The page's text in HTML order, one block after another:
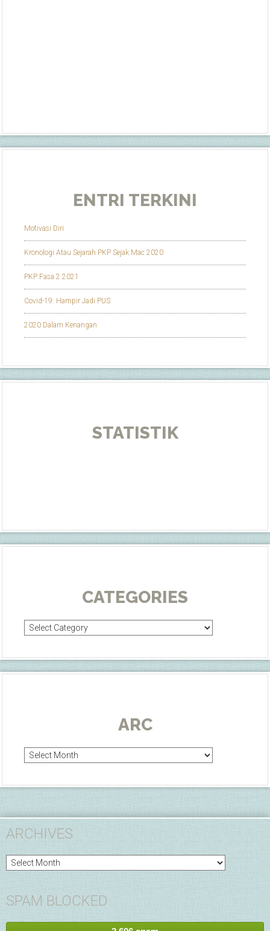
ENTRI TERKINI
Motivasi Diri
Kronologi Atau Sejarah PKP Sejak Mac 2020
PKP Fasa 2 2021
Covid-19: Hampir Jadi PUS
2020 Dalam Kenangan
STATISTIK
CATEGORIES
Categories
ARC
Arc
ARCHIVES
Archives
SPAM BLOCKED